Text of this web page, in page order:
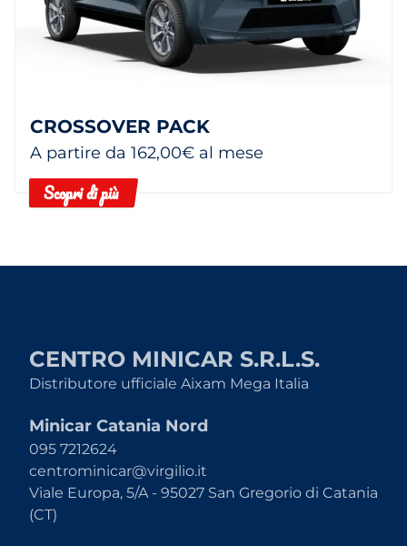
CROSSOVER PACK
A partire da 162,00€ al mese
Scopri di più
CENTRO MINICAR S.R.L.S.
Distributore ufficiale Aixam Mega Italia
Minicar Catania Nord
095 7212624
centrominicar@virgilio.it
Viale Europa, 5/A - 95027 San Gregorio di Catania
(CT)